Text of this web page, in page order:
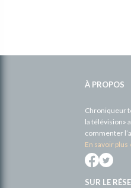
À PROPOS
Chroniqueur
la télévision»
commenter
En savoir plus
SUR LE